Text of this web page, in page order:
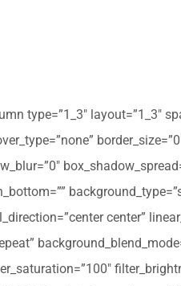
layout=”1_3″
center”